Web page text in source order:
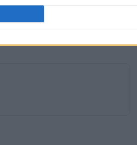
comportamenti
maggiore responsabilità